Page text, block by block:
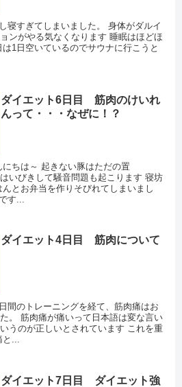
寝すぎてしまいました。 身体がダルイ
ンがやる気なくなります 睡眠はほどほ
1日空いているのでサウナに行こうと
ダイエット6日目 筋肉のけいれ
んって・・・なぜに！？
ちは～ 起きない豚はただの置
いびきして騒音問題も起こります 寝坊
とお弁当を作りそびれてしまいまし
す...
ダイエット4日目 筋肉について
間のトレーニングを経て、筋肉痛はお
。 筋肉痛が痛いって日本語は変な言い
うのが正しいとされています これを重
...
ダイエット7日目 ダイエット強